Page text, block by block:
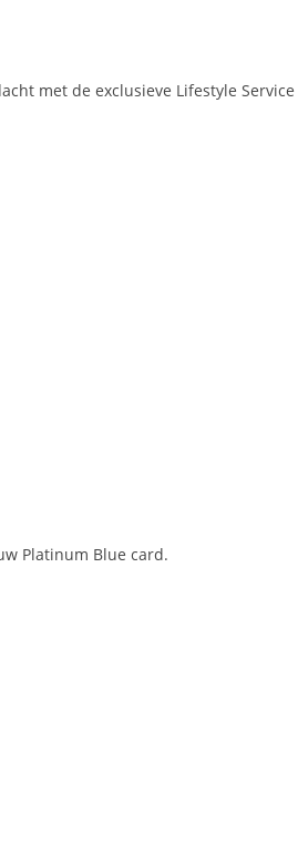
met de exclusieve Lifestyle
Platinum Blue card.